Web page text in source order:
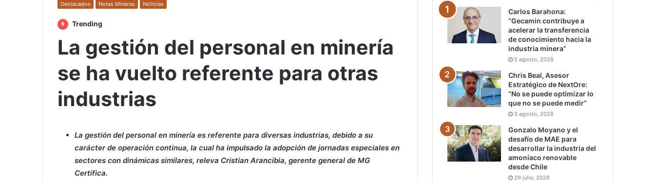
Destacados Notas Mineras Noticias
Trending
La gestión del personal en minería
se ha vuelto referente para otras
industrias
La gestión del personal en minería es referente para diversas industrias, debido a su
carácter de operación continua, la cual ha impulsado la adopción de jornadas especiales en
sectores con dinámicas similares, releva Cristian Arancibia, gerente general de MG
Certifica.
Carlos Barahona:
“Gecamin contribuye a
acelerar la transferencia
de conocimiento hacia la
industria minera”
5 agosto, 2026
Chris Beal, Asesor
Estratégico de NextOre:
“No se puede optimizar lo
que no se puede medir”
3 agosto, 2026
Gonzalo Moyano y el
desafío de MAE para
desarrollar la industria del
amoníaco renovable
desde Chile
29 julio, 2026